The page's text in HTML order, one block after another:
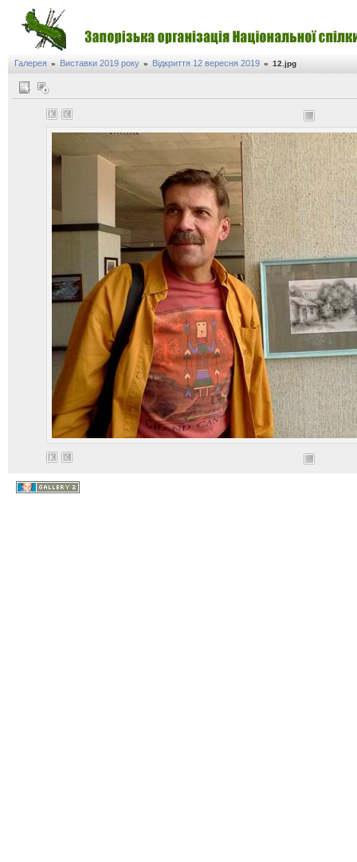
Галерея » Виставки 2019 року » Відкриття 12 вересня 2019 » 12.jpg